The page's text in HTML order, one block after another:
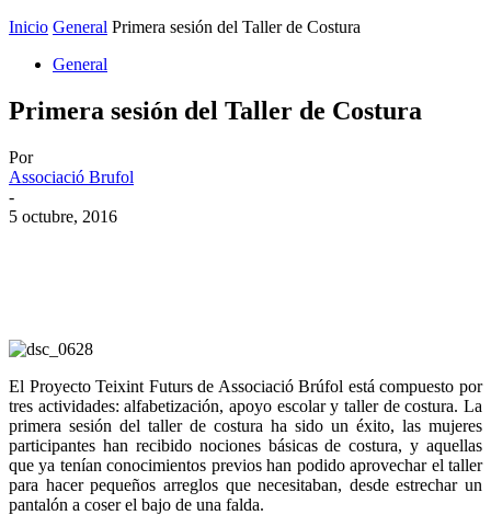
Inicio General Primera sesión del Taller de Costura
General
Primera sesión del Taller de Costura
Por
Associació Brufol
-
5 octubre, 2016
El Proyecto Teixint Futurs de Associació Brúfol está compuesto por
tres actividades: alfabetización, apoyo escolar y taller de costura. La
primera sesión del taller de costura ha sido un éxito, las mujeres
participantes han recibido nociones básicas de costura, y aquellas
que ya tenían conocimientos previos han podido aprovechar el taller
para hacer pequeños arreglos que necesitaban, desde estrechar un
pantalón a coser el bajo de una falda.